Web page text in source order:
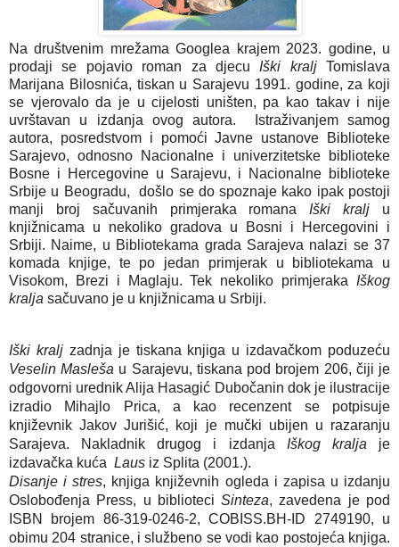
Na društvenim mrežama Googlea krajem 2023. godine, u
prodaji se pojavio roman za djecu Iški kralj Tomislava
Marijana Bilosnića, tiskan u Sarajevu 1991. godine, za koji
se vjerovalo da je u cijelosti uništen, pa kao takav i nije
uvrštavan u izdanja ovog autora. Istraživanjem samog
autora, posredstvom i pomoći Javne ustanove Biblioteke
Sarajevo, odnosno Nacionalne i univerzitetske biblioteke
Bosne i Hercegovine u Sarajevu, i Nacionalne biblioteke
Srbije u Beogradu, došlo se do spoznaje kako ipak postoji
manji broj sačuvanih primjeraka romana Iški kralj u
knjižnicama u nekoliko gradova u Bosni i Hercegovini i
Srbiji. Naime, u Bibliotekama grada Sarajeva nalazi se 37
komada knjige, te po jedan primjerak u bibliotekama u
Visokom, Brezi i Maglaju. Tek nekoliko primjeraka Iškog
kralja sačuvano je u knjižnicama u Srbiji.
Iški kraljzadnja je tiskana knjiga u izdavačkom poduzeću
Veselin Masleša u Sarajevu, tiskana pod brojem 206, čiji je
odgovorni urednik Alija Hasagić Dubočanin dok je ilustracije
izradio Mihajlo Prica, a kao recenzent se potpisuje
književnik Jakov Jurišić, koji je mučki ubijen u razaranju
Sarajeva. Nakladnik drugog i izdanja Iškog kralja je
izdavačka kuća Laus iz Splita (2001.).
Disanje i stres, knjiga književnih ogleda i zapisa u izdanju
Oslobođenja Press, u biblioteciSinteza, zavedena je pod
ISBN brojem 86-319-0246-2, COBISS.BH-ID 2749190, u
obimu 204 stranice, i službeno se vodi kao postojeća knjiga.